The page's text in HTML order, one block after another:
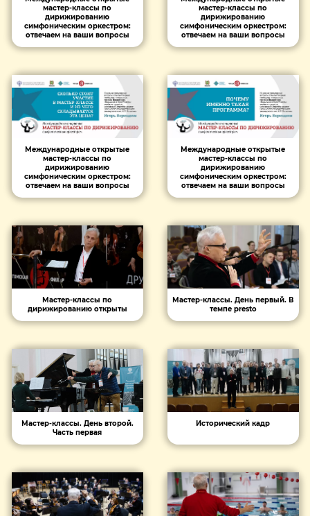
мастер-классы по
дирижированию
симфоническим оркестром:
отвечаем на ваши вопросы
мастер-классы по
дирижированию
симфоническим оркестром:
отвечаем на ваши вопросы
Международные открытые
мастер-классы по
дирижированию
симфоническим оркестром:
отвечаем на ваши вопросы
Международные открытые
мастер-классы по
дирижированию
симфоническим оркестром:
отвечаем на ваши вопросы
Мастер-классы по
дирижированию открыты
Мастер-классы. День первый. В
темпе presto
Мастер-классы. День второй.
Часть первая
Исторический кадр